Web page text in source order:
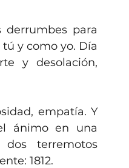
para
y como yo. Día
y desolación,
empatía. Y
ánimo en una
dos terremotos
1812.